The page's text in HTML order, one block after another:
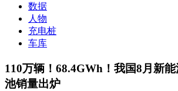
数据
人物
充电桩
车库
110万辆！68.4GWh！我国8月新
池销量出炉